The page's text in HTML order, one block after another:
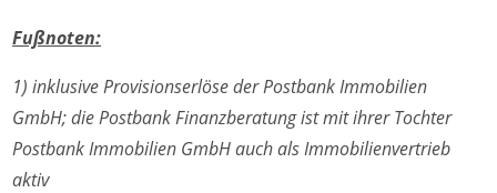
Fußnoten:
1) inklusive Provisionserlöse der Postbank Immobilien
GmbH; die Postbank Finanzberatung ist mit ihrer Tochter
Postbank Immobilien GmbH auch als Immobilienvertrieb
aktiv